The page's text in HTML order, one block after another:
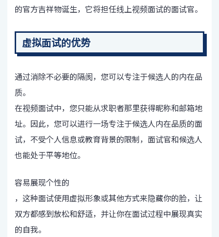
的官方吉祥物诞生，它将担任线上视频面试的面试官。
虚拟面试的优势
通过消除不必要的隔阂，您可以专注于候选人的内在品
质。
在视频面试中，您只能从求职者那里获得昵称和邮箱地
址。因此，您可以进行一场专注于候选人内在品质的面
试，不受个人信息或教育背景的限制，面试官和候选人
也能处于平等地位。
容易展现个性的
，这种面试使用虚拟形象或其他方式来隐藏你的脸，让
双方都感到放松和舒适，并让你在面试过程中展现真实
的自我。